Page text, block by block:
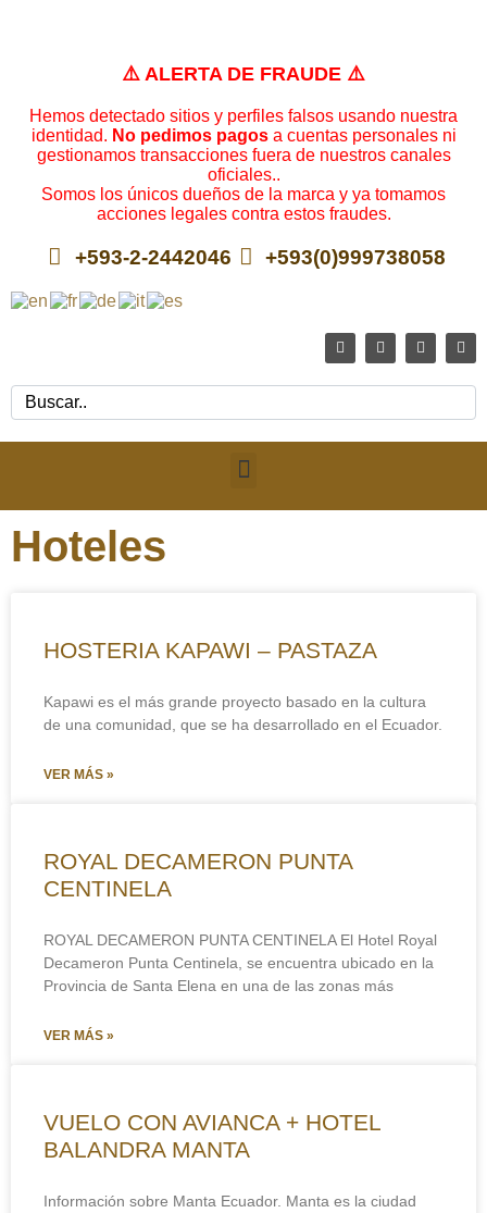
⚠️ ALERTA DE FRAUDE ⚠️
Hemos detectado sitios y perfiles falsos usando nuestra
identidad. No pedimos pagosa cuentas personales ni
gestionamos transacciones fuera de nuestros canales
oficiales..
Somos los únicos dueños de la marca y ya tomamos
acciones legales contra estos fraudes.
+593-2-2442046 +593(0)999738058
Hoteles
HOSTERIA KAPAWI – PASTAZA
Kapawi es el más grande proyecto basado en la cultura
de una comunidad, que se ha desarrollado en el Ecuador.
VER MÁS »
ROYAL DECAMERON PUNTA
CENTINELA
ROYAL DECAMERON PUNTA CENTINELA El Hotel Royal
Decameron Punta Centinela, se encuentra ubicado en la
Provincia de Santa Elena en una de las zonas más
VER MÁS »
VUELO CON AVIANCA + HOTEL
BALANDRA MANTA
Información sobre Manta Ecuador. Manta es la ciudad